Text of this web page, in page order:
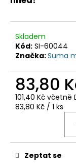
Skladem
Kód: SI-60044
Značka:Suma
83,80
101,40 Kč včetně
Měrná
83,80 Kč / 1 ks
Zeptat se
D
o
p
o
u
j
e